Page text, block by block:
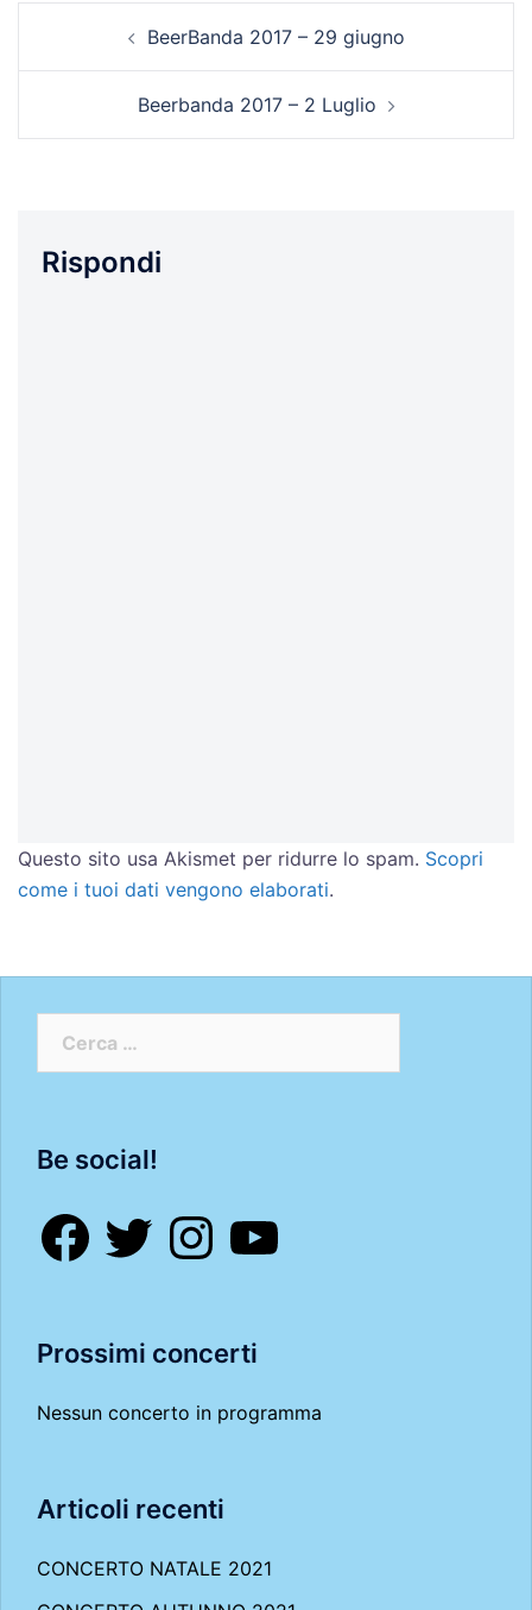
BeerBanda 2017 – 29 giugno
Beerbanda 2017 – 2 Luglio
Rispondi
Questo sito usa Akismet per ridurre lo spam. Scopri
come i tuoi dati vengono elaborati.
Be social!
FacebookTwitter InstagramYouTube
Prossimi concerti
Nessun concerto in programma
Articoli recenti
CONCERTO NATALE 2021